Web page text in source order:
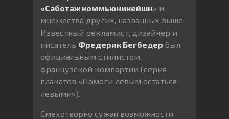
«Саботаж коммьюникейшн» и
множества других, названных выше.
Известный рекламист, дизайнер и
писатель Фредерик Бегбедер был
официальным стилистом
французской компартии (серия
плакатов «Помоги левым остаться
левыми»).
Смехотворно сужая возможности